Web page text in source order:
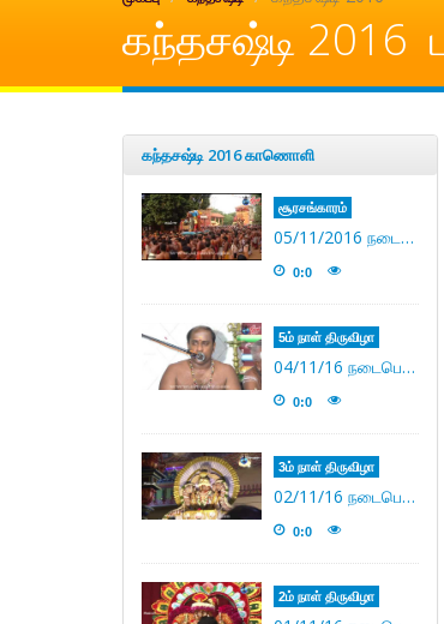
கந்தசஷ்டி 2016
கந்தசஷ்டி 2016 காணொளி
சூரசங்காரம்
05/11/2016 நடைபெற்ற சூரசங்காரம்
0:0
5ம் நாள் திருவிழா
04/11/16 நடைபெற்ற கந்தசஷ்டி 5ம் நாள் திருவிழா
0:0
3ம் நாள் திருவிழா
02/11/16 நடைபெற்ற கந்தசஷ்டி 3ம் நாள் திருவிழா
0:0
2ம் நாள் திருவிழா